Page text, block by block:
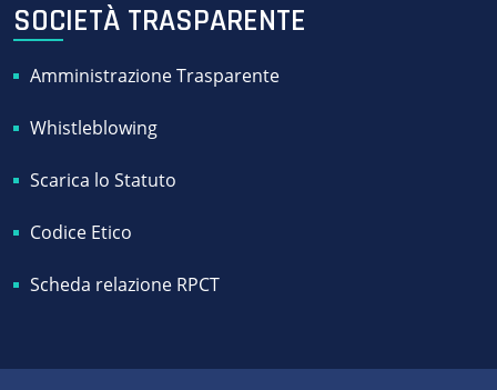
SOCIETÀ TRASPARENTE
Amministrazione Trasparente
Whistleblowing
Scarica lo Statuto
Codice Etico
Scheda relazione RPCT